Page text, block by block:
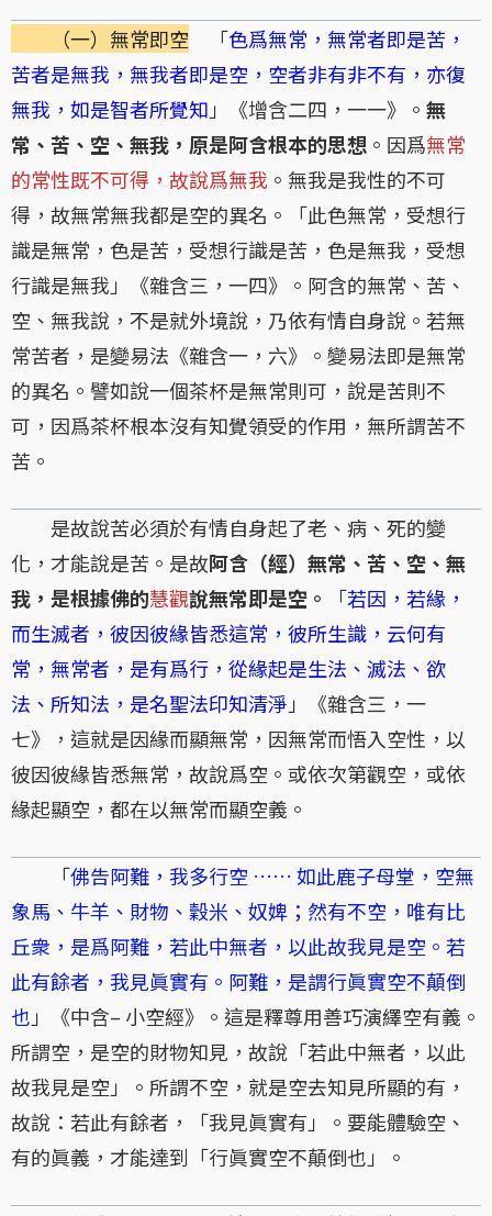
（一）無常即空 「色爲無常，無常者即是苦，
苦者是無我，無我者即是空，空者非有非不有，亦復
無我，如是智者所覺知 」《增含二四，一一》。 無
常、苦、空、無我，原是阿含根本的思想 。因爲無常
的常性既不可得，故說爲無我 。無我是我性的不可
得，故無常無我都是空的異名。「此色無常，受想行
識是無常，色是苦，受想行識是苦，色是無我，受想
行識是無我」《雜含三，一四》。阿含的無常、苦、
空、無我說，不是就外境說，乃依有情自身說。若無
常苦者，是變易法《雜含一，六》。變易法即是無常
的異名。譬如說一個茶杯是無常則可，說是苦則不
可，因爲茶杯根本沒有知覺領受的作用，無所謂苦不
苦。
是故說苦必須於有情自身起了老、病、死的變
化，才能說是苦。是故阿含（經）無常、苦、空、無
我，是根據佛的慧觀說無常即是空。 「若因，若緣，
而生滅者，彼因彼緣皆悉這常，彼所生識，云何有
常，無常者，是有爲行，從緣起是生法、滅法、欲
法、所知法，是名聖法印知清淨 」《雜含三，一
七》，這就是因緣而顯無常，因無常而悟入空性，以
彼因彼緣皆悉無常，故說爲空。或依次第觀空，或依
緣起顯空，都在以無常而顯空義。
「佛告阿難，我多行空 …… 如此鹿子母堂，空無
象馬、牛羊、財物、穀米、奴婢；然有不空，唯有比
丘衆，是爲阿難，若此中無者，以此故我見是空。若
此有餘者，我見眞實有。阿難，是謂行眞實空不顛倒
也 」《中含– 小空經》。這是釋尊用善巧演繹空有義。
所謂空，是空的財物知見，故說「若此中無者，以此
故我見是空」。所謂不空，就是空去知見所顯的有，
故說：若此有餘者，「我見眞實有」。要能體驗空、
有的眞義，才能達到「行眞實空不顛倒也」。